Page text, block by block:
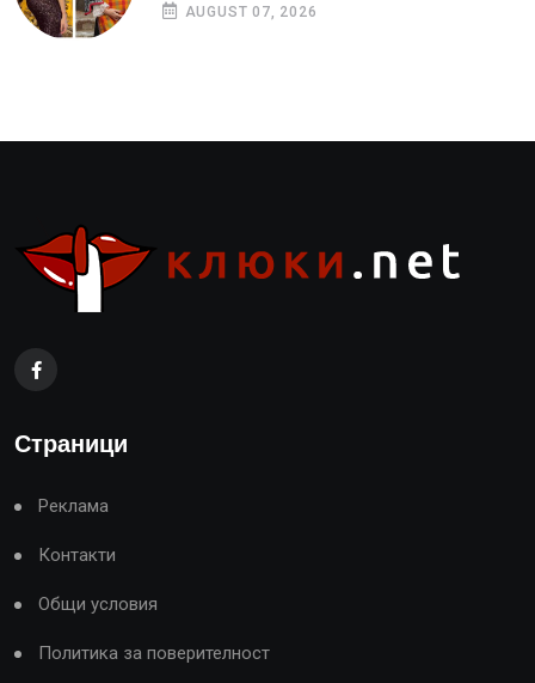
AUGUST 07, 2026
Страници
Реклама
Контакти
Общи условия
Политика за поверителност